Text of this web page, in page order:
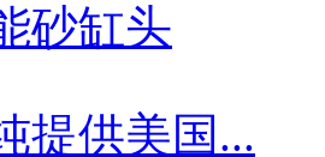
砂缸头
提供美国...